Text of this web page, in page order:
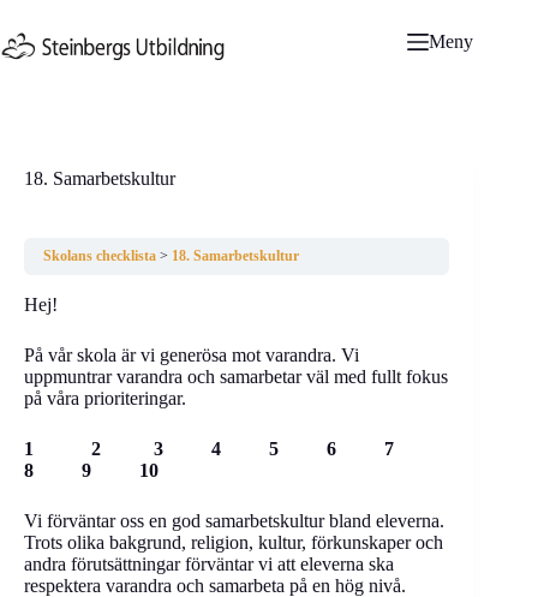
till
innehåll
Meny
18. Samarbetskultur
Skolans checklista 18. Samarbetskultur
Hej!
På vår skola är vi generösa mot varandra. Vi
uppmuntrar varandra och samarbetar väl med fullt fokus
på våra prioriteringar.
1 2 3 4 5 6 7
8 9 10
Vi förväntar oss en god samarbetskultur bland eleverna.
Trots olika bakgrund, religion, kultur, förkunskaper och
andra förutsättningar förväntar vi att eleverna ska
respektera varandra och samarbeta på en hög nivå.